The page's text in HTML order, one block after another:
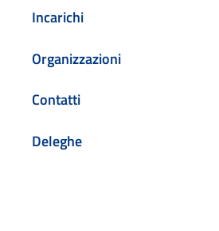
Incarichi
Organizzazioni
Contatti
Deleghe